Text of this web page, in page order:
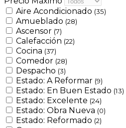
Aire Acondicionado (35)
Amueblado (28)
Ascensor (7)
Calefacción (22)
Cocina (37)
Comedor (28)
Despacho (3)
Estado: A Reformar (9)
Estado: En Buen Estado (13)
Estado: Excelente (24)
Estado: Obra Nueva (0)
Estado: Reformado (2)